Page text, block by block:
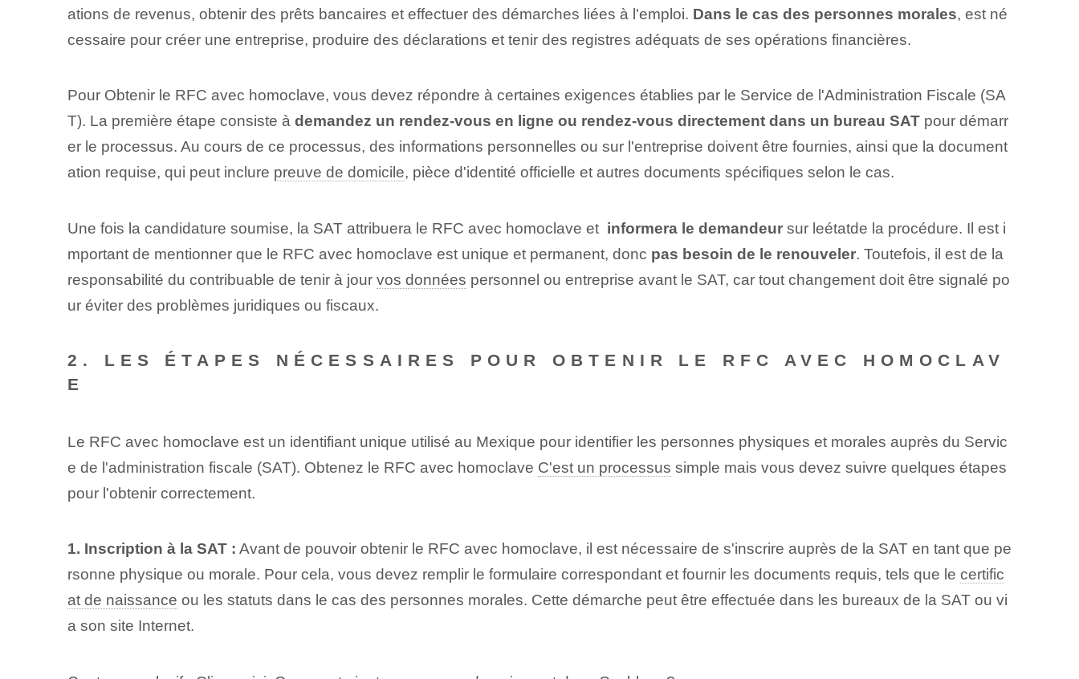
ations de revenus, obtenir des prêts bancaires et effectuer des démarches liées à l'emploi. Dans le cas des personnes morales, est né
cessaire pour créer une entreprise, produire des déclarations et tenir des registres adéquats de ses opérations financières.
Pour ‌Obtenir​ le RFC avec homoclave, vous devez répondre à certaines exigences établies par le ⁢Service de l'Administration Fiscale (SA
T). La première étape consiste à demandez un rendez-vous en ligne ou rendez-vous directement dans un bureau SATpour démarr
er le ‌processus. Au cours de ce processus, des informations personnelles ou sur l'entreprise doivent être fournies, ainsi que la document
ation requise, qui peut inclure preuve de domicile, ‌pièce d'identité officielle et autres documents spécifiques⁤ selon le cas.
Une fois la candidature soumise, la SAT attribuera le RFC avec homoclave et ⁤ informera le demandeursur le‌état‌de la procédure. Il est i
mportant de mentionner que le⁤ RFC avec homoclave ⁢est unique et permanent, donc pas besoin de le renouveler. Toutefois, il est de la
responsabilité du contribuable de tenir à jour vos données ‍personnel ou entreprise‍ avant le SAT, car tout changement doit être signalé po
ur éviter des problèmes juridiques ou fiscaux.
2. LES ÉTAPES NÉCESSAIRES POUR OBTENIR LE‌ RFC AVEC HOMOCLAV
E
Le RFC avec homoclave est un identifiant unique utilisé au Mexique pour identifier les personnes physiques et morales auprès du Servic
e de l'administration fiscale (SAT). Obtenez le RFC avec homoclave C'est un processus simple mais vous devez suivre quelques étapes
pour l'obtenir correctement.
1. Inscription à la SAT : Avant de pouvoir obtenir le RFC ⁣avec homoclave, ‍il est nécessaire de s'inscrire auprès de la SAT en tant que pe
rsonne physique ou morale. Pour⁢ cela, vous devez remplir le formulaire correspondant et fournir ⁤les documents requis⁤, tels que ⁢le certific
at de naissance ⁢ou les statuts dans le cas des personnes morales. Cette démarche peut être effectuée dans les bureaux de la SAT ou vi
a son site Internet.